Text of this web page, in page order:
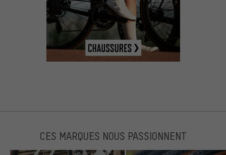
CES MARQUES NOUS PASSIONNENT